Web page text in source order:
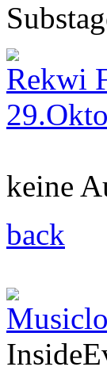
Rekwi
keine
back